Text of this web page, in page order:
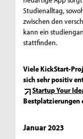
Studienalltag,
zwischen den
kann ein
stattfinden.
Viele KickStart-
sich sehr positiv
Startup Your
Bestplatzierungen
Januar 2023